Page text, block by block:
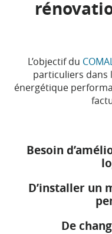
L’objectif du
particuliers dans
énergétique
Besoin
D’installer un
De